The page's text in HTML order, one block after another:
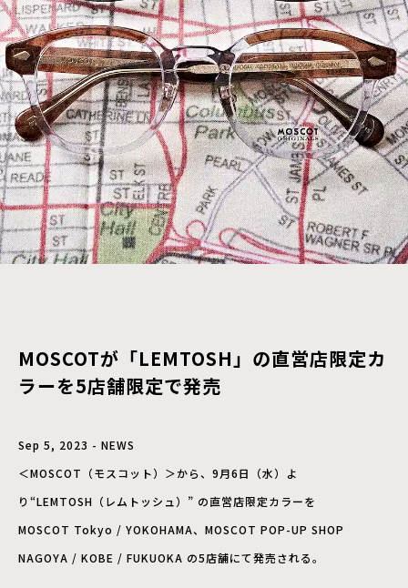
MOSCOTが「LEMTOSH」の直営店限定カ
ラーを5店舗限定で発売
Sep 5, 2023 - NEWS
＜MOSCOT（モスコット）＞から、9月6日（水）よ
り“LEMTOSH（レムトッシュ）” の直営店限定カラーを
MOSCOT Tokyo / YOKOHAMA、MOSCOT POP-UP SHOP
NAGOYA / KOBE / FUKUOKA の5店舗にて発売される。